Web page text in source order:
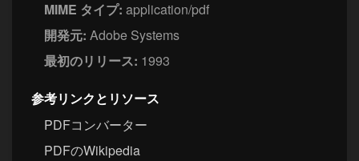
MIME タイプ: application/pdf
開発元: Adobe Systems
最初のリリース: 1993
参考リンクとリソース
PDFコンバーター
PDFのWikipedia